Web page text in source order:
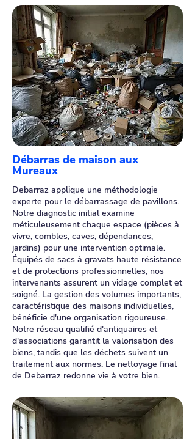
Débarras de maison aux
Mureaux
Debarraz applique une méthodologie
experte pour le débarrassage de pavillons.
Notre diagnostic initial examine
méticuleusement chaque espace (pièces à
vivre, combles, caves, dépendances,
jardins) pour une intervention optimale.
Équipés de sacs à gravats haute résistance
et de protections professionnelles, nos
intervenants assurent un vidage complet et
soigné. La gestion des volumes importants,
caractéristique des maisons individuelles,
bénéficie d'une organisation rigoureuse.
Notre réseau qualifié d'antiquaires et
d'associations garantit la valorisation des
biens, tandis que les déchets suivent un
traitement aux normes. Le nettoyage final
de Debarraz redonne vie à votre bien.